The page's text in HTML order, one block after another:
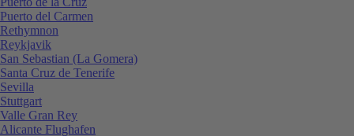
Puerto del Carmen
Rethymnon
Reykjavik
San Sebastian (La Gomera)
Santa Cruz de Tenerife
Sevilla
Stuttgart
Valle Gran Rey
Alicante Flughafen